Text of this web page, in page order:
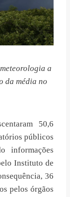
a
da média no
50,6
públicos
informações
Instituto de
36
pelos órgãos